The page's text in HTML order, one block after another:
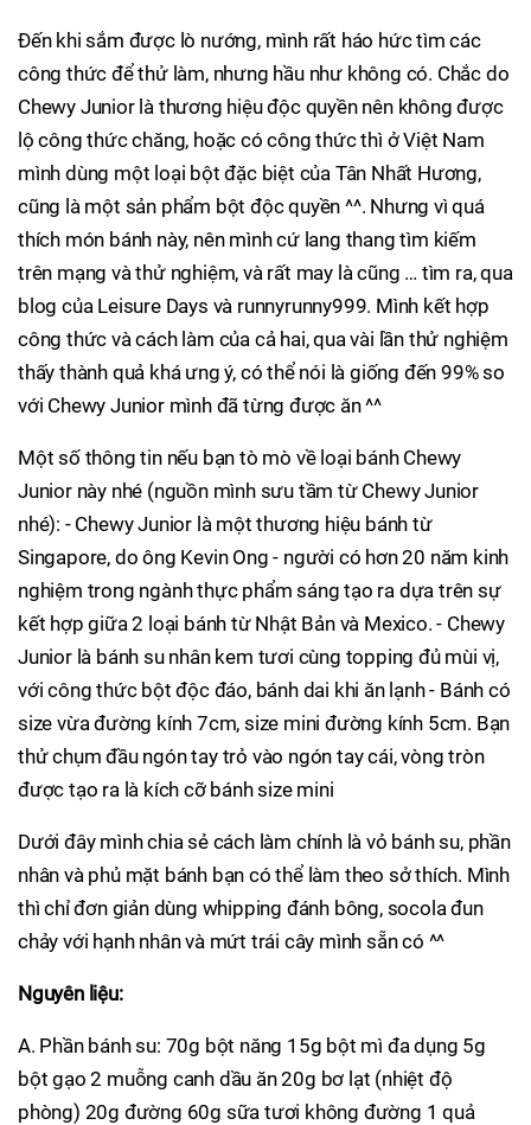
Đến khi sắm được lò nướng, mình rất háo hức tìm các
công thức để thử làm, nhưng hầu như không có. Chắc do
Chewy Junior là thương hiệu độc quyền nên không được
lộ công thức chăng, hoặc có công thức thì ở Việt Nam
mình dùng một loại bột đặc biệt của Tân Nhất Hương,
cũng là một sản phẩm bột độc quyền ^^. Nhưng vì quá
thích món bánh này, nên mình cứ lang thang tìm kiếm
trên mạng và thử nghiệm, và rất may là cũng … tìm ra, qua
blog của Leisure Days và runnyrunny999. Mình kết hợp
công thức và cách làm của cả hai, qua vài lần thử nghiệm
thấy thành quả khá ưng ý, có thể nói là giống đến 99% so
với Chewy Junior mình đã từng được ăn ^^
Một số thông tin nếu bạn tò mò về loại bánh Chewy
Junior này nhé (nguồn mình sưu tầm từ Chewy Junior
nhé): - Chewy Junior là một thương hiệu bánh từ
Singapore, do ông Kevin Ong - người có hơn 20 năm kinh
nghiệm trong ngành thực phẩm sáng tạo ra dựa trên sự
kết hợp giữa 2 loại bánh từ Nhật Bản và Mexico. - Chewy
Junior là bánh su nhân kem tươi cùng topping đủ mùi vị,
với công thức bột độc đáo, bánh dai khi ăn lạnh - Bánh có
size vừa đường kính 7cm, size mini đường kính 5cm. Bạn
thử chụm đầu ngón tay trỏ vào ngón tay cái, vòng tròn
được tạo ra là kích cỡ bánh size mini
Dưới đây mình chia sẻ cách làm chính là vỏ bánh su, phần
nhân và phủ mặt bánh bạn có thể làm theo sở thích. Mình
thì chỉ đơn giản dùng whipping đánh bông, socola đun
chảy với hạnh nhân và mứt trái cây mình sẵn có ^^
Nguyên liệu:
A. Phần bánh su: 70g bột năng 15g bột mì đa dụng 5g
bột gạo 2 muỗng canh dầu ăn 20g bơ lạt (nhiệt độ
phòng) 20g đường 60g sữa tươi không đường 1 quả